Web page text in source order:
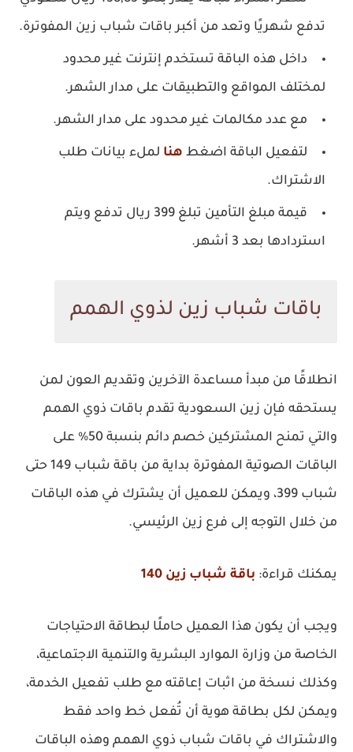
تدفع شهريًا وتعد من أكبر باقات شباب زين المفوترة.
داخل هذه الباقة تستخدم إنترنت غير محدود
لمختلف المواقع والتطبيقات على مدار الشهر.
مع عدد مكالمات غير محدود على مدار الشهر.
لتفعيل الباقة اضغط هنا لملء بيانات طلب
الاشتراك.
قيمة مبلغ التأمين تبلغ 399 ريال تدفع ويتم
استردادها بعد 3 أشهر.
باقات شباب زين لذوي الهمم
انطلاقًا من مبدأ مساعدة الآخرين وتقديم العون لمن
يستحقه فإن زين السعودية تقدم باقات ذوي الهمم
والتي تمنح المشتركين خصم دائم بنسبة 50% على
الباقات الصوتية المفوترة بداية من باقة شباب 149 حتى
شباب 399، ويمكن للعميل أن يشترك في هذه الباقات
من خلال التوجه إلى فرع زين الرئيسي.
يمكنك قراءة: باقة شباب زين 140
ويجب أن يكون هذا العميل حاملًا لبطاقة الاحتياجات
الخاصة من وزارة الموارد البشرية والتنمية الاجتماعية،
وكذلك نسخة من اثبات إعاقته مع طلب تفعيل الخدمة،
ويمكن لكل بطاقة هوية أن تُفعل خط واحد فقط
والاشتراك في باقات شباب ذوي الهمم وهذه الباقات